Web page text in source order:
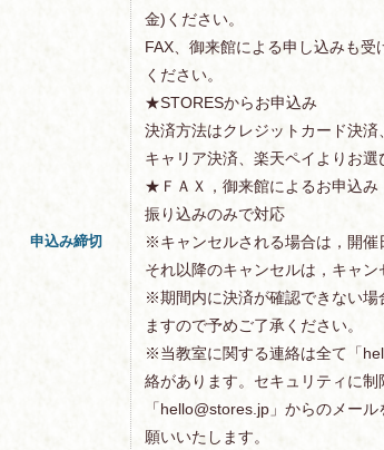
申込み締切
金)ください。
FAX、御来館による申し込みも
ください。
★STORESからお申込み
決済方法はクレジットカード決済
キャリア決済、楽天ペイよりお選
★ＦＡＸ，御来館によるお申込み
振り込みのみで対応
※キャンセルされる場合は，開催
それ以降のキャンセルは，キャン
※期間内に決済が確認できない
ますので予めご了承ください。
※当教室に関する連絡は全て「
絡があります。セキュリティに制
「hello@stores.jp」からのメー
願いいたします。